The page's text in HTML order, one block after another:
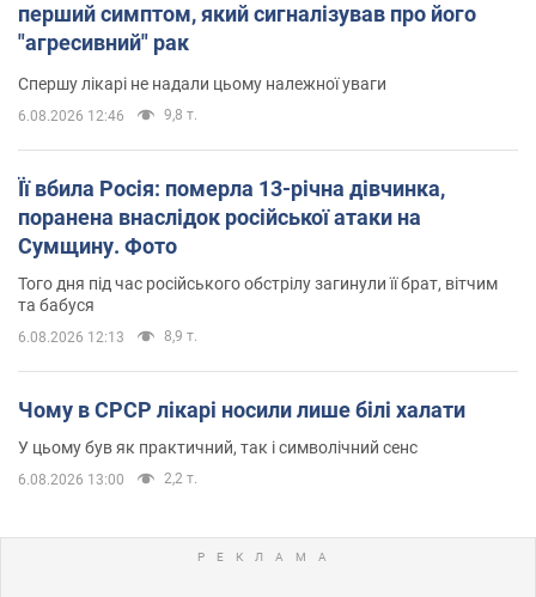
перший симптом, який сигналізував про його
"агресивний" рак
Спершу лікарі не надали цьому належної уваги
6.08.2026 12:46 9,8 т.
Її вбила Росія: померла 13-річна дівчинка,
поранена внаслідок російської атаки на
Сумщину. Фото
Того дня під час російського обстрілу загинули її брат, вітчим
та бабуся
6.08.2026 12:13 8,9 т.
Чому в СРСР лікарі носили лише білі халати
У цьому був як практичний, так і символічний сенс
6.08.2026 13:00 2,2 т.